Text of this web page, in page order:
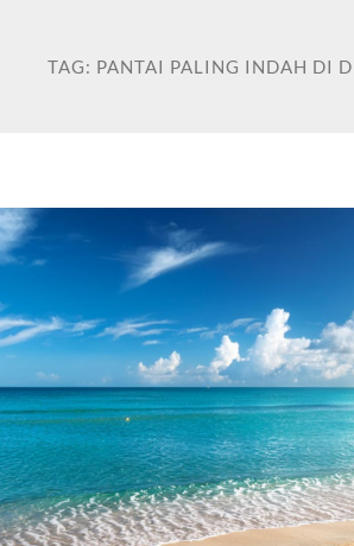
TAG: PANTAI PALING INDAH DI